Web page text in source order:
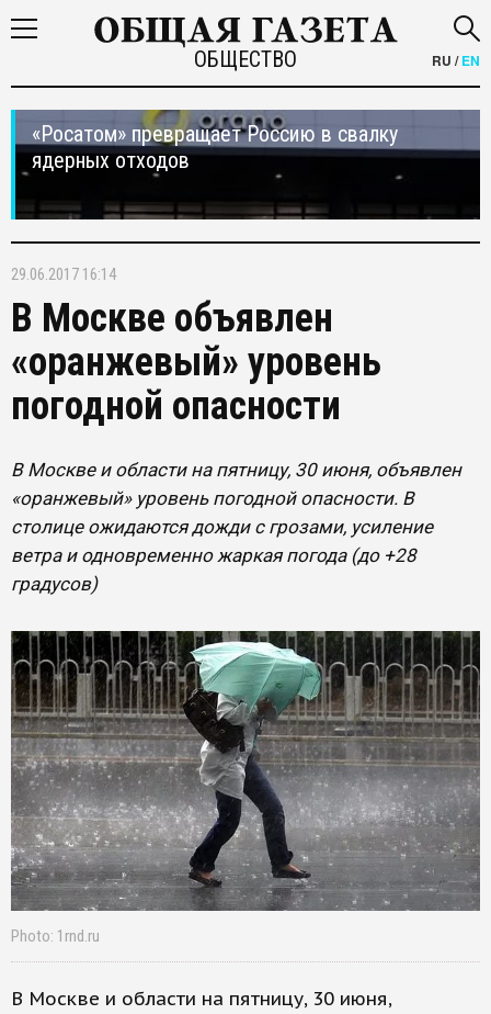
ОБЩЕСТВО RU /EN
«Росатом» превращает Россию в свалку
ядерных отходов
29.06.2017 16:14
В Москве объявлен
«оранжевый» уровень
погодной опасности
В Москве и области на пятницу, 30 июня, объявлен
«оранжевый» уровень погодной опасности. В
столице ожидаются дожди с грозами, усиление
ветра и одновременно жаркая погода (до +28
градусов)
Photo: 1rnd.ru
В Москве и области на пятницу, 30 июня,